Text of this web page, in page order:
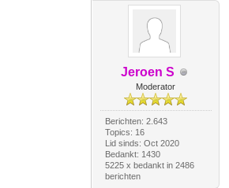
Jeroen S
Moderator
Berichten: 2.643
Topics: 16
Lid sinds: Oct 2020
Bedankt: 1430
5225 x bedankt in 2486
berichten